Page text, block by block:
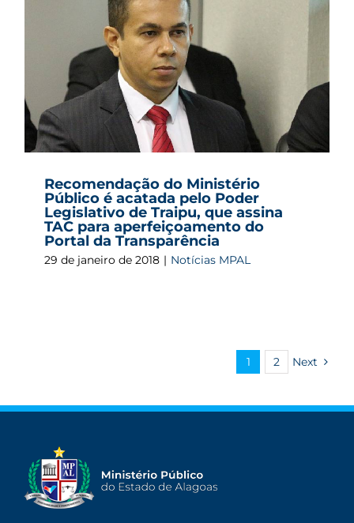
Recomendação do Ministério
Público é acatada pelo Poder
Legislativo de Traipu, que assina
TAC para aperfeiçoamento do
Portal da Transparência
29 de janeiro de 2018 | Notícias MPAL
1 2 Next